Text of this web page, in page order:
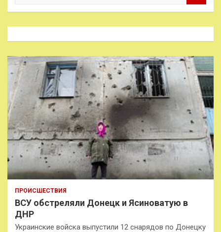
к
ПРОИСШЕСТВИЯ
ВСУ обстреляли Донецк и Ясиноватую в
ДНР
Украинские войска выпустили 12 снарядов по Донецку